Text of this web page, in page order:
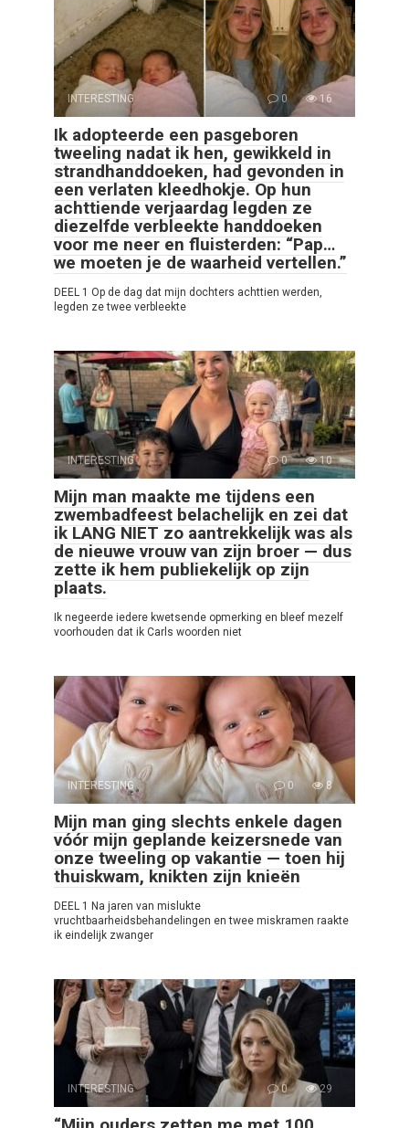
INTERESTING 0 16
Ik adopteerde een pasgeboren
tweeling nadat ik hen, gewikkeld in
strandhanddoeken, had gevonden in
een verlaten kleedhokje. Op hun
achttiende verjaardag legden ze
diezelfde verbleekte handdoeken
voor me neer en fluisterden: “Pap…
we moeten je de waarheid vertellen.”
DEEL 1 Op de dag dat mijn dochters achttien werden,
legden ze twee verbleekte
INTERESTING 0 10
Mijn man maakte me tijdens een
zwembadfeest belachelijk en zei dat
ik LANG NIET zo aantrekkelijk was als
de nieuwe vrouw van zijn broer — dus
zette ik hem publiekelijk op zijn
plaats.
Ik negeerde iedere kwetsende opmerking en bleef mezelf
voorhouden dat ik Carls woorden niet
INTERESTING 0 8
Mijn man ging slechts enkele dagen
vóór mijn geplande keizersnede van
onze tweeling op vakantie — toen hij
thuiskwam, knikten zijn knieën
DEEL 1 Na jaren van mislukte
vruchtbaarheidsbehandelingen en twee miskramen raakte
ik eindelijk zwanger
INTERESTING 0 29